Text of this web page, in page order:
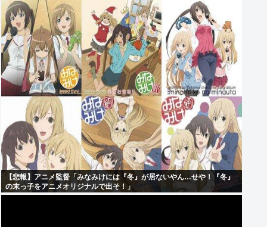
【悲報】アニメ監督「みなみけには『冬』が居ないやん…せや！『冬』
の末っ子をアニメオリジナルで出そ！」